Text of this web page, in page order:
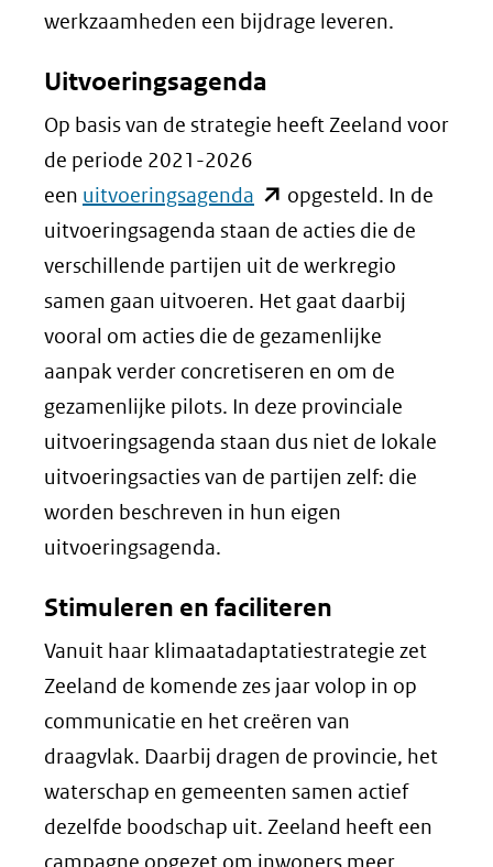
werkzaamheden een bijdrage leveren.
Uitvoeringsagenda
Op basis van de strategie heeft Zeeland voor
de periode 2021-2026
een uitvoeringsagenda (opent
in
nieuw
venster)
(verwijst
naar
een
andere
website)
opgesteld. In de
uitvoeringsagenda staan de acties die de
verschillende partijen uit de werkregio
samen gaan uitvoeren. Het gaat daarbij
vooral om acties die de gezamenlijke
aanpak verder concretiseren en om de
gezamenlijke pilots. In deze provinciale
uitvoeringsagenda staan dus niet de lokale
uitvoeringsacties van de partijen zelf: die
worden beschreven in hun eigen
uitvoeringsagenda.
Stimuleren en faciliteren
Vanuit haar klimaatadaptatiestrategie zet
Zeeland de komende zes jaar volop in op
communicatie en het creëren van
draagvlak. Daarbij dragen de provincie, het
waterschap en gemeenten samen actief
dezelfde boodschap uit. Zeeland heeft een